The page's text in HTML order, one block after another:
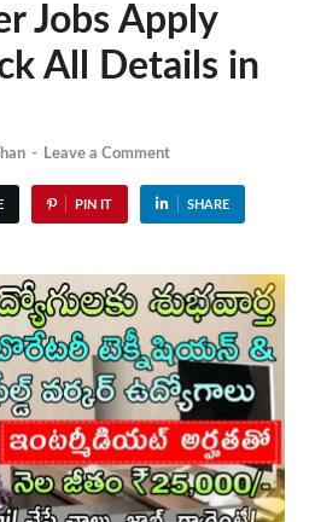
Jobs Apply
All Details in
- Leave a Comment
PIN IT SHARE